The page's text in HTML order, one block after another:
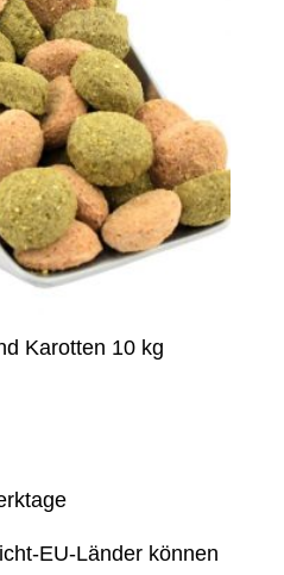
Karotten 10 kg
EU-Länder können